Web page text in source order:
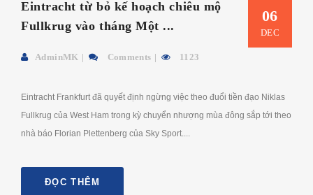
06
DEC
Eintracht từ bỏ kế hoạch chiêu mộ
Fullkrug vào tháng Một ...
AdminMK Comments 1123
Eintracht Frankfurt đã quyết định ngừng việc theo đuổi tiền đạo Niklas
Fullkrug của West Ham trong kỳ chuyển nhượng mùa đông sắp tới theo
nhà báo Florian Plettenberg của Sky Sport....
ĐỌC THÊM